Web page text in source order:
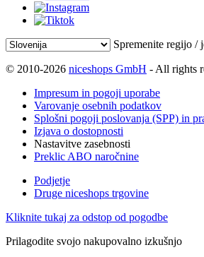
Spremenite regijo /
© 2010-2026 niceshops GmbH - All rights
Impresum in pogoji uporabe
Varovanje osebnih podatkov
Splošni pogoji poslovanja (SPP) in
Izjava o dostopnosti
Nastavitve zasebnosti
Preklic ABO naročnine
Podjetje
Druge niceshops trgovine
Kliknite tukaj za odstop od pogodbe
Prilagodite svojo nakupovalno izkušnjo